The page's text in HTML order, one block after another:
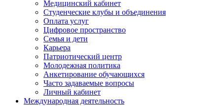
Медицинский кабинет
Студенческие клубы и объединения
Оплата услуг
Цифровое пространство
Семья и дети
Карьера
Патриотический центр
Молодежная политика
Анкетирование обучающихся
Часто задаваемые вопросы
Личный кабинет
Международная деятельность